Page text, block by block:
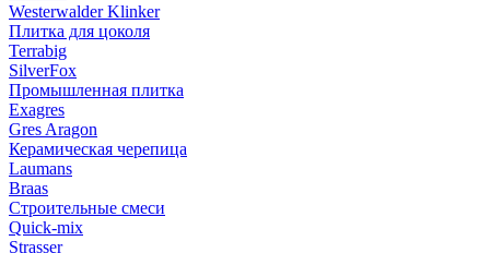
Westerwalder Klinker
Плитка для цоколя
Terrabig
SilverFox
Промышленная плитка
Exagres
Gres Aragon
Керамическая черепица
Laumans
Braas
Строительные смеси
Quick-mix
Strasser